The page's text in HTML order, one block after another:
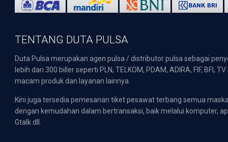
TENTANG DUTA PULSA
Duta Pulsa merupakan agen pulsa / distributor pulsa sebagai
lebih dari 300 biller seperti PLN, TELKOM, PDAM, ADIRA, FIF,
macam produk dan layanan lainnya.
Kini juga tersedia pemesanan tiket pesawat terbang semua
dengan kemudahan dalam bertransaksi, baik melalui komputer,
Gtalk dll.